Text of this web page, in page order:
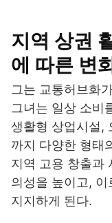
지역 상권
에 따른 변
그는 교통허브화
그녀는 일상 소비
생활형 상업시설,
까지 다양한 형태
지역 고용 창출과
의성을 높이고,
지지하게 된다.